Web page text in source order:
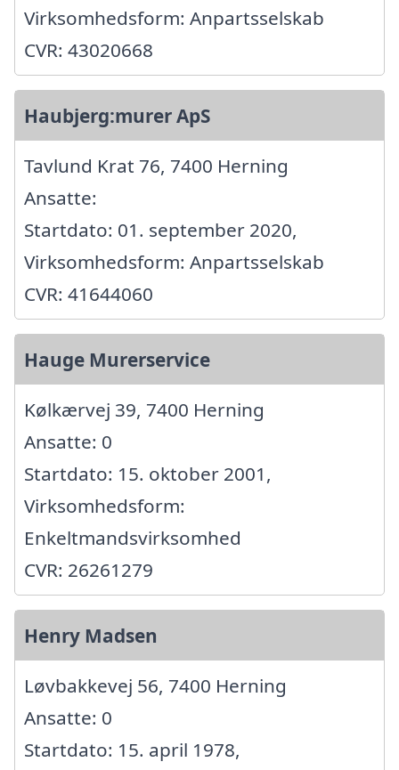
Virksomhedsform: Anpartsselskab
CVR: 43020668
Haubjerg:murer ApS
Tavlund Krat 76, 7400 Herning
Ansatte:
Startdato: 01. september 2020,
Virksomhedsform: Anpartsselskab
CVR: 41644060
Hauge Murerservice
Kølkærvej 39, 7400 Herning
Ansatte: 0
Startdato: 15. oktober 2001,
Virksomhedsform:
Enkeltmandsvirksomhed
CVR: 26261279
Henry Madsen
Løvbakkevej 56, 7400 Herning
Ansatte: 0
Startdato: 15. april 1978,